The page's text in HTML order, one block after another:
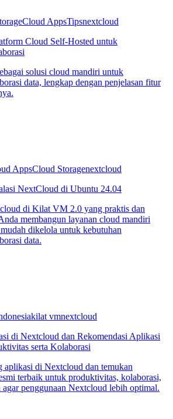
Cloud AppsTipsnextcloud
Cloud Self-Hosted untuk
solusi cloud mandiri untuk
data, lengkap dengan penjelasan fitur
AppsCloud Storagenextcloud
NextCloud di Ubuntu 24.04
di Kilat VM 2.0 yang praktis dan
membangun layanan cloud mandiri
dikelola untuk kebutuhan
data.
kilat vmnextcloud
di Nextcloud dan Rekomendasi Aplikasi
serta Kolaborasi
aplikasi di Nextcloud dan temukan
terbaik untuk produktivitas, kolaborasi,
penggunaan Nextcloud lebih optimal.